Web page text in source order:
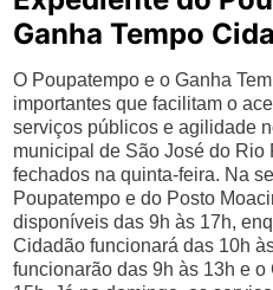
Ganha Tempo
O Poupatempo e o Ganha
importantes que facilitam o
serviços públicos e agilidade
municipal de São José do Rio
fechados na quinta-feira. Na
Poupatempo e do Posto
disponíveis das 9h às 17h,
Cidadão funcionará das 10h
funcionarão das 9h às 13h e o